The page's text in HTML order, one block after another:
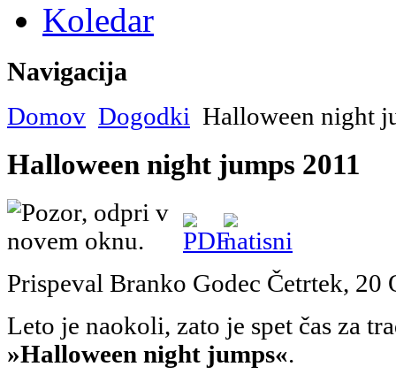
Koledar
Navigacija
Domov Dogodki Halloween night
Halloween night jumps 2011
Prispeval Branko Godec Četrtek, 20
Leto je naokoli, zato je spet čas za
»Halloween night jumps«.